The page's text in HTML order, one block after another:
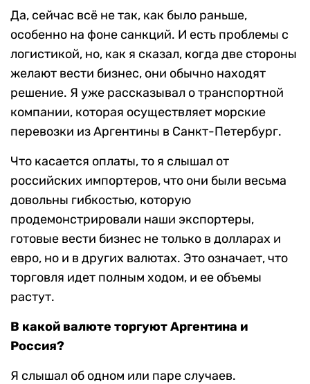
Да, сейчас всё не так, как было раньше,
особенно на фоне санкций. И есть проблемы с
логистикой, но, как я сказал, когда две стороны
желают вести бизнес, они обычно находят
решение. Я уже рассказывал о транспортной
компании, которая осуществляет морские
перевозки из Аргентины в Санкт-Петербург.
Что касается оплаты, то я слышал от
российских импортеров, что они были весьма
довольны гибкостью, которую
продемонстрировали наши экспортеры,
готовые вести бизнес не только в долларах и
евро, но и в других валютах. Это означает, что
торговля идет полным ходом, и ее объемы
растут.
В какой валюте торгуют Аргентина и
Россия?
Я слышал об одном или паре случаев.